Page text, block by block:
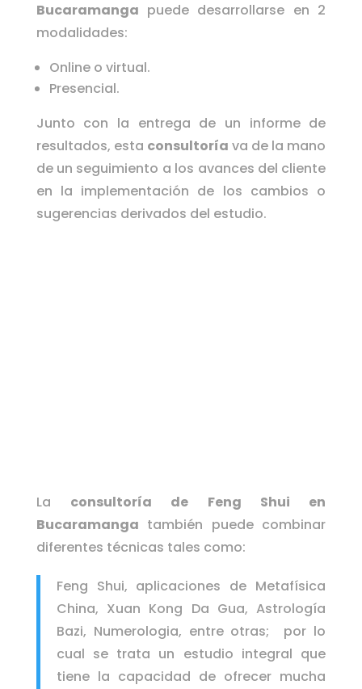
Bucaramanga puede desarrollarse en 2
modalidades:
Online o virtual.
Presencial.
Junto con la entrega de un informe de
resultados, esta consultoría va de la mano
de un seguimiento a los avances del cliente
en la implementación de los cambios o
sugerencias derivados del estudio.
La consultoría de Feng Shui en
Bucaramanga también puede combinar
diferentes técnicas tales como:
Feng Shui, aplicaciones de Metafísica
China, Xuan Kong Da Gua, Astrología
Bazi, Numerologia, entre otras; por lo
cual se trata un estudio integral que
tiene la capacidad de ofrecer mucha